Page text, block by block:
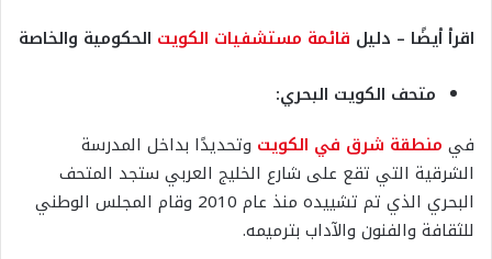
اقرأ أيضًا – دليل قائمة مستشفيات الكويت الحكومية والخاصة
متحف الكويت البحري:
في منطقة شرق في الكويت وتحديدًا بداخل المدرسة
الشرقية التي تقع على شارع الخليج العربي ستجد المتحف
البحري الذي تم تشييده منذ عام 2010 وقام المجلس الوطني
للثقافة والفنون والآداب بترميمه.